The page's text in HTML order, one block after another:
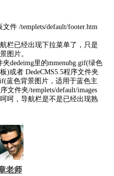
件 /templets/default/footer.htm
栏已经出现下拉菜单了，只是
图片。
dedeimg里的mmenubg.gif(绿色
)或者 DedeCMS5.5程序文件夹
蓝色背景图片，适用于蓝色主
文件夹/templets/default/images
呵，导航栏是不是已经出现熟
老师